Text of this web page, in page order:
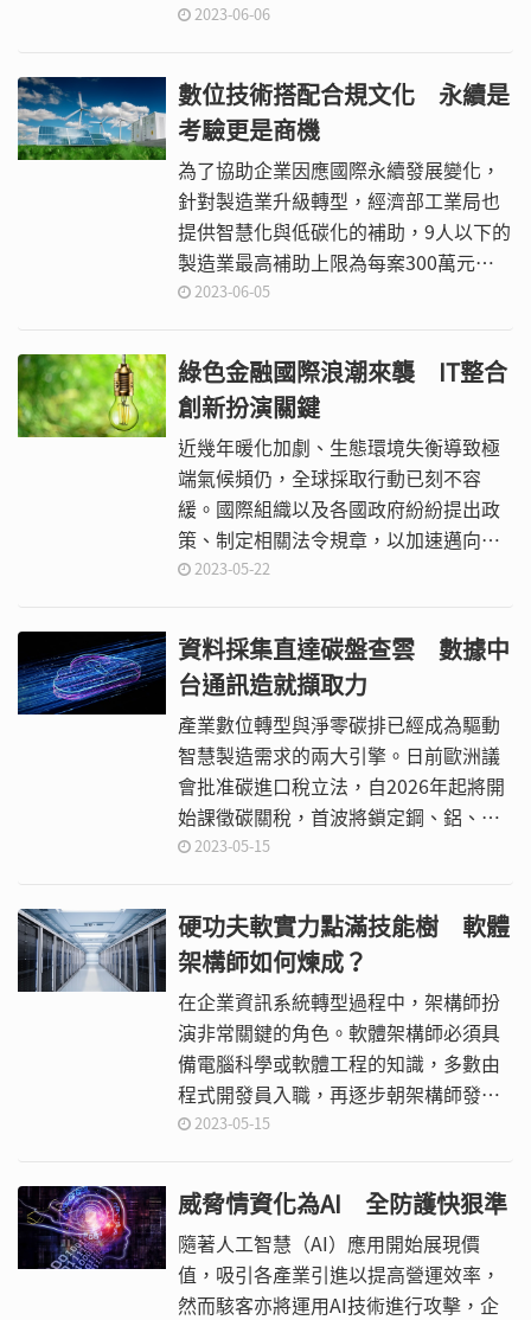
費用，立即體驗及實際操作HCI超融合
境。
2023-06-06
數位技術搭配合規文化 永續是
考驗更是商機
為了協助企業因應國際永續發展變化，
針對製造業升級轉型，經濟部工業局也
提供智慧化與低碳化的補助，9人以下的
製造業最高補助上限為每案300萬元。
10人以上的製造業最高每案可申請到
鏈一起申請，單一智慧化每案最高補助
2,000萬元，低碳化每案最高可申請
3,000萬元的補助。
2023-06-05
綠色金融國際浪潮來襲 IT整合
創新扮演關鍵
近幾年暖化加劇、生態環境失衡導致極
端氣候頻仍，全球採取行動已刻不容
緩。國際組織以及各國政府紛紛提出政
策、制定相關法令規章，以加速邁向永
續發展目標。
2023-05-22
資料採集直達碳盤查雲 數據中
台通訊造就擷取力
產業數位轉型與淨零碳排已經成為驅動
智慧製造需求的兩大引擎。日前歐洲議
會批准碳進口稅立法，自2026年起將開
始課徵碳關稅，首波將鎖定鋼、鋁、水
泥、肥料、電力和氫，而這也是首例將
對全球加速2050淨零排放的決心，製造
業低碳轉型的議題也變得更加迫切。
2023-05-15
硬功夫軟實力點滿技能樹 軟體
架構師如何煉成？
在企業資訊系統轉型過程中，架構師扮
演非常關鍵的角色。軟體架構師必須具
備電腦科學或軟體工程的知識，多數由
程式開發員入職，再逐步朝架構師發
展。為此，本文將詳細說明軟體架構師
2023-05-15
威脅情資化為AI 全防護快狠準
隨著人工智慧（AI）應用開始展現價
值，吸引各產業引進以提高營運效率，
然而駭客亦將運用AI技術進行攻擊，企